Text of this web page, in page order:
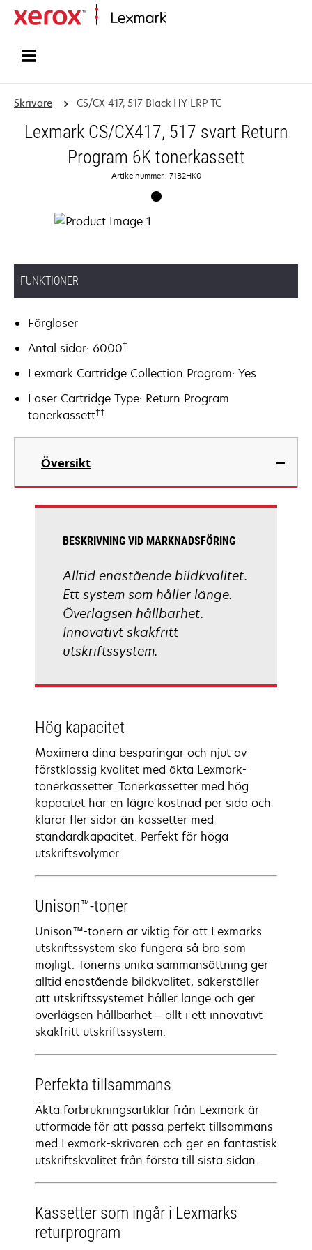
Skrivare CS/CX 417, 517 Black HY LRP TC
Lexmark CS/CX417, 517 svart Return
Program 6K tonerkassett
Artikelnummer.: 71B2HK0
FUNKTIONER
Färglaser
Antal sidor: 6000†
Lexmark Cartridge Collection Program: Yes
Laser Cartridge Type: Return Program
tonerkassett††
Översikt
BESKRIVNING VID MARKNADSFÖRING
Alltid enastående bildkvalitet.
Ett system som håller länge.
Överlägsen hållbarhet.
Innovativt skakfritt
utskriftssystem.
Hög kapacitet
Maximera dina besparingar och njut av
förstklassig kvalitet med äkta Lexmark-
tonerkassetter. Tonerkassetter med hög
kapacitet har en lägre kostnad per sida och
klarar fler sidor än kassetter med
standardkapacitet. Perfekt för höga
utskriftsvolymer.
Unison™-toner
Unison™-tonern är viktig för att Lexmarks
utskriftssystem ska fungera så bra som
möjligt. Tonerns unika sammansättning ger
alltid enastående bildkvalitet, säkerställer
att utskriftssystemet håller länge och ger
överlägsen hållbarhet – allt i ett innovativt
skakfritt utskriftssystem.
Perfekta tillsammans
Äkta förbrukningsartiklar från Lexmark är
utformade för att passa perfekt tillsammans
med Lexmark-skrivaren och ger en fantastisk
utskriftskvalitet från första till sista sidan.
Kassetter som ingår i Lexmarks
returprogram